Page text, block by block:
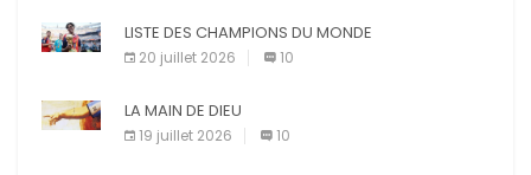
LISTE DES CHAMPIONS DU MONDE
20 juillet 2026 10
LA MAIN DE DIEU
19 juillet 2026 10